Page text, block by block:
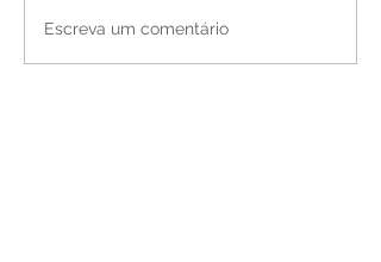
Escreva um comentário